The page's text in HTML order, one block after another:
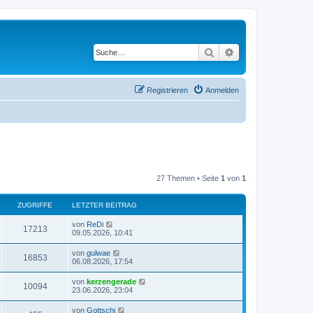
Suche
Anmelden
Registrieren
27 Themen • Seite 1 von 1
ZUGRIFFE LETZTER BEITRAG
17213Z
u
r
i
L
e
t
e
r
B
e
i
t
von ReDi
09.05.2026, 10:41
16853Z
u
L
e
t
e
r
B
von gulwae
06.08.2026, 17:54
10094Z
u
L
e
von kerzengerade
23.06.2026, 23:04
L
von Gottschi